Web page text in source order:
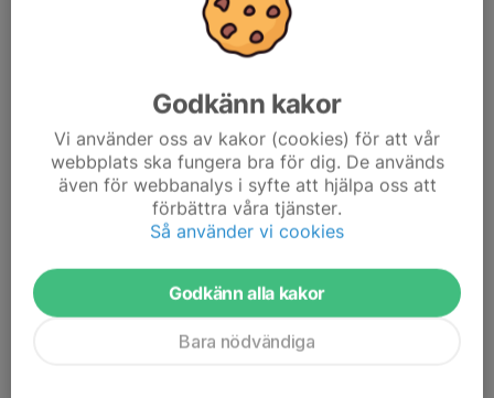
Policy - Sociala medier
10 dec 2025
Godkänn kakor
Vi använder oss av kakor (cookies) för att vår
webbplats ska fungera bra för dig. De används
även för webbanalys i syfte att hjälpa oss att
förbättra våra tjänster.
Så använder vi cookies
Godkänn alla kakor
Bara nödvändiga